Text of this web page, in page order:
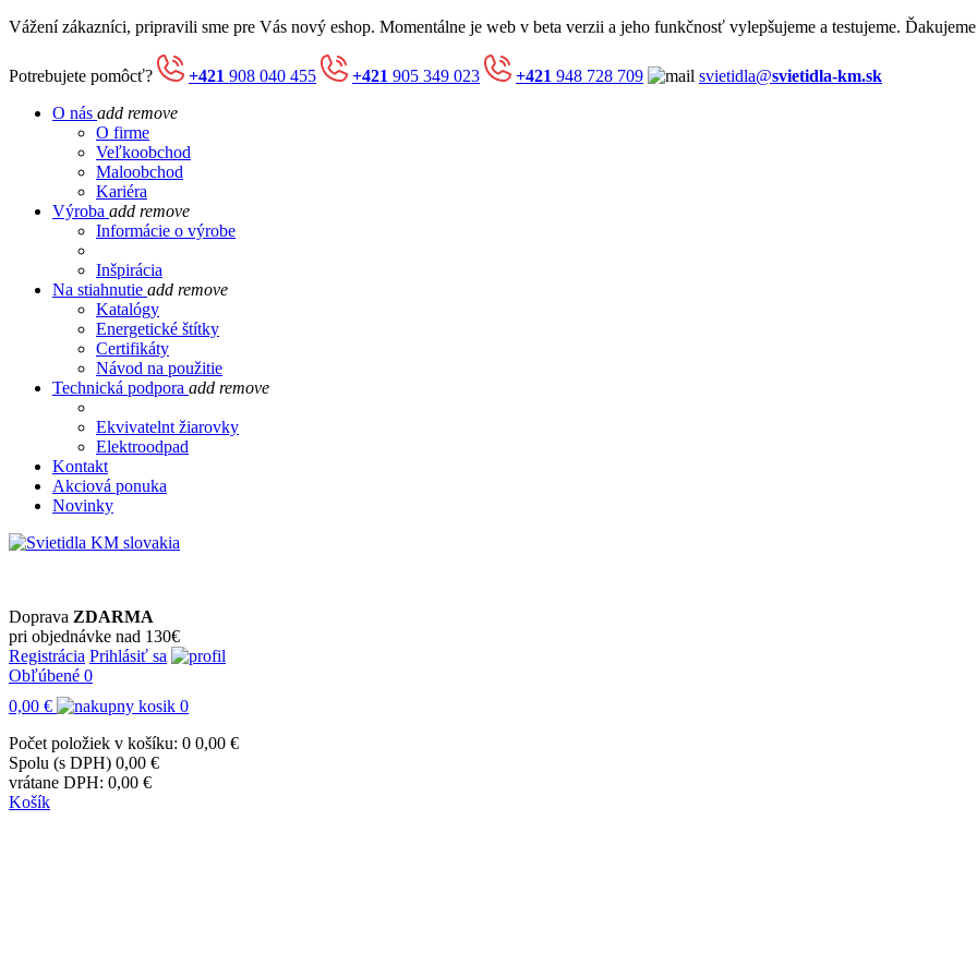
Vážení zákazníci, pripravili sme pre Vás nový eshop. Momentálne je web v beta verzii a jeho funkčnosť vylepšujeme a testujeme.
Potrebujete pomôcť? +421 908 040 455 +421 905 349 023 +421 948 728 709 svietidla@svietidla-km.sk
O nás add remove
O firme
Veľkoobchod
Maloobchod
Kariéra
Výroba add remove
Informácie o výrobe
Inšpirácia
Na stiahnutie add remove
Katalógy
Energetické štítky
Certifikáty
Návod na použitie
Technická podpora add remove
Ekvivatelnt žiarovky
Elektroodpad
Kontakt
Akciová ponuka
Novinky
Doprava ZDARMA
pri objednávke nad 130€
Registrácia Prihlásiť sa
Obľúbené 0
0,00 €
0
Počet položiek v košíku: 0 0,00 €
Spolu (s DPH) 0,00 €
vrátane DPH: 0,00 €
Košík